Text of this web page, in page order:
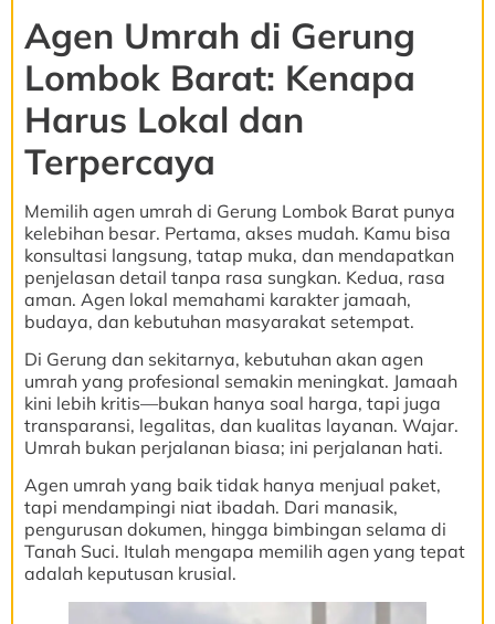
Agen Umrah di Gerung
Lombok Barat: Kenapa
Harus Lokal dan
Terpercaya
Memilih agen umrah di Gerung Lombok Barat punya
kelebihan besar. Pertama, akses mudah. Kamu bisa
konsultasi langsung, tatap muka, dan mendapatkan
penjelasan detail tanpa rasa sungkan. Kedua, rasa
aman. Agen lokal memahami karakter jamaah,
budaya, dan kebutuhan masyarakat setempat.
Di Gerung dan sekitarnya, kebutuhan akan agen
umrah yang profesional semakin meningkat. Jamaah
kini lebih kritis—bukan hanya soal harga, tapi juga
transparansi, legalitas, dan kualitas layanan. Wajar.
Umrah bukan perjalanan biasa; ini perjalanan hati.
Agen umrah yang baik tidak hanya menjual paket,
tapi mendampingi niat ibadah. Dari manasik,
pengurusan dokumen, hingga bimbingan selama di
Tanah Suci. Itulah mengapa memilih agen yang tepat
adalah keputusan krusial.